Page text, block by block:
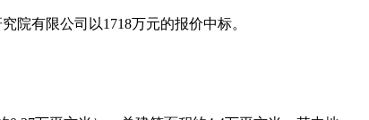
院有限公司以1718万元的报价中标。